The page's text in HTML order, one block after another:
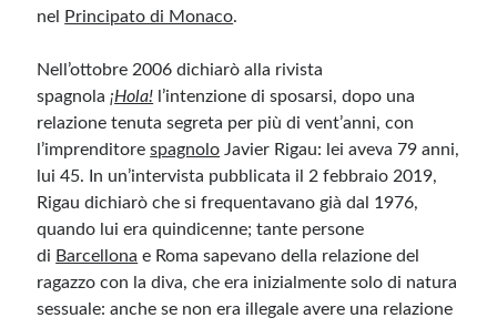
nel Principato di Monaco.
Nell’ottobre 2006 dichiarò alla rivista
spagnola ¡Hola! l’intenzione di sposarsi, dopo una
relazione tenuta segreta per più di vent’anni, con
l’imprenditore spagnolo Javier Rigau: lei aveva 79 anni,
lui 45. In un’intervista pubblicata il 2 febbraio 2019,
Rigau dichiarò che si frequentavano già dal 1976,
quando lui era quindicenne; tante persone
di Barcellona e Roma sapevano della relazione del
ragazzo con la diva, che era inizialmente solo di natura
sessuale: anche se non era illegale avere una relazione